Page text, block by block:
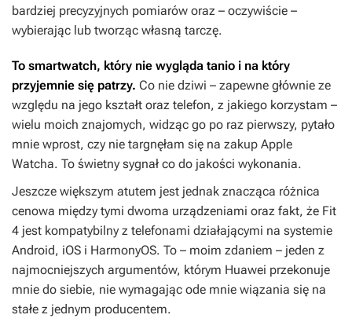
bardziej precyzyjnych pomiarów oraz – oczywiście –
wybierając lub tworząc własną tarczę.
To smartwatch, który nie wygląda tanio i na który
przyjemnie się patrzy. Co nie dziwi – zapewne głównie ze
względu na jego kształt oraz telefon, z jakiego korzystam –
wielu moich znajomych, widząc go po raz pierwszy, pytało
mnie wprost, czy nie targnęłam się na zakup Apple
Watcha. To świetny sygnał co do jakości wykonania.
Jeszcze większym atutem jest jednak znacząca różnica
cenowa między tymi dwoma urządzeniami oraz fakt, że Fit
4 jest kompatybilny z telefonami działającymi na systemie
Android, iOS i HarmonyOS. To – moim zdaniem – jeden z
najmocniejszych argumentów, którym Huawei przekonuje
mnie do siebie, nie wymagając ode mnie wiązania się na
stałe z jednym producentem.